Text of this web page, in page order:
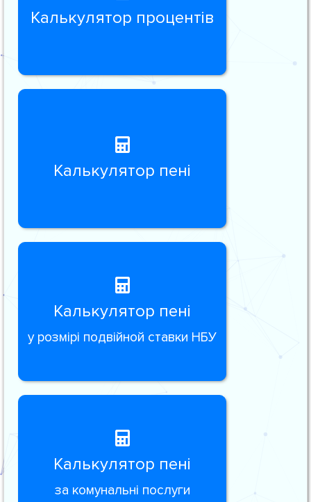
Калькулятор процентів
Калькулятор пені
Калькулятор пені
у розмірі подвійной ставки НБУ
Калькулятор пені
за комунальні послуги